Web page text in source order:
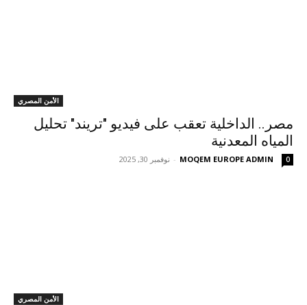
الأمن المصري
مصر.. الداخلية تعقب على فيديو "تريند" تحليل
المياه المعدنية
MOQEM EUROPE ADMIN
- نوفمبر 30, 2025 0
الأمن المصري